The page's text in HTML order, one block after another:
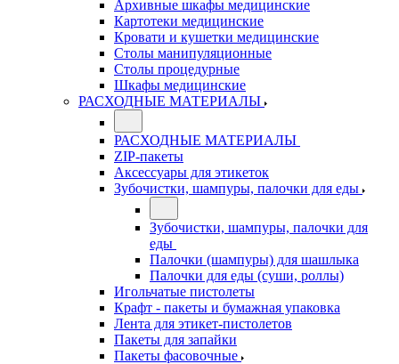
Архивные шкафы медицинские
Картотеки медицинские
Кровати и кушетки медицинские
Столы манипуляционные
Столы процедурные
Шкафы медицинские
РАСХОДНЫЕ МАТЕРИАЛЫ
РАСХОДНЫЕ МАТЕРИАЛЫ
ZIP-пакеты
Аксессуары для этикеток
Зубочистки, шампуры, палочки для еды
Зубочистки, шампуры, палочки для
еды
Палочки (шампуры) для шашлыка
Палочки для еды (суши, роллы)
Игольчатые пистолеты
Крафт - пакеты и бумажная упаковка
Лента для этикет-пистолетов
Пакеты для запайки
Пакеты фасовочные